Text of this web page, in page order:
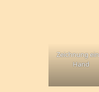
Zeichnung
Hand